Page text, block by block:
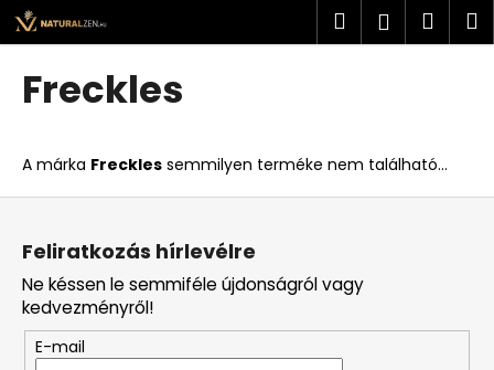
Ugrás
fő
tartalomhoz
Keresés
Freckles
A márka Freckles semmilyen terméke nem található...
K
o
i
t
k
e
r
e
s
?
L
Feliratkozás hírlevélre
Ne késsen le semmiféle újdonságról vagy
kedvezményről!
E-mail